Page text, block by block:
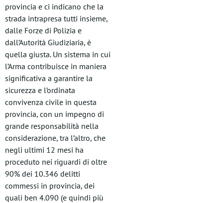
provincia e ci indicano che la
strada intrapresa tutti insieme,
dalle Forze di Polizia e
dall’Autorità Giudiziaria, è
quella giusta. Un sistema in cui
l’Arma contribuisce in maniera
significativa a garantire la
sicurezza e l’ordinata
convivenza civile in questa
provincia, con un impegno di
grande responsabilità nella
considerazione, tra l’altro, che
negli ultimi 12 mesi ha
proceduto nei riguardi di oltre
90% dei 10.346 delitti
commessi in provincia, dei
quali ben 4.090 (e quindi più